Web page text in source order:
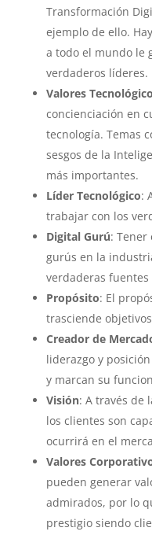
Transformación
ejemplo de ello.
a todo el mundo le
verdaderos líderes.
Valores
concienciación en
tecnología. Temas
sesgos de la
más importantes.
Líder Tecnológico:
trabajar con los
Digital Gurú: Tener
gurús en la
verdaderas
Propósito: El
trasciende
Creador de
liderazgo y
y marcan su
Visión: A través de
los clientes son
ocurrirá en el
Valores
pueden generar
admirados, por lo
prestigio siendo